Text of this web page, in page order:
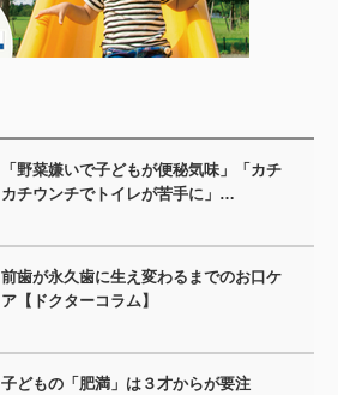
「野菜嫌いで子どもが便秘気味」「カチ
カチウンチでトイレが苦手に」…
前歯が永久歯に生え変わるまでのお口ケ
ア【ドクターコラム】
子どもの「肥満」は３才からが要注